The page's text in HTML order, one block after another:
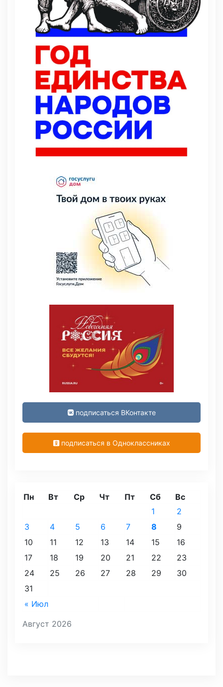
подписаться ВКонтакте
подписаться в Одноклассниках
Август 2026
Пн Вт Ср Чт Пт Сб Вс
« Июл
1
2
3
4 5 6 7 8
9
10
11 12 13 14 15
16
17
18 19 20 21 22
23
24
25 26 27 28 29
30
31